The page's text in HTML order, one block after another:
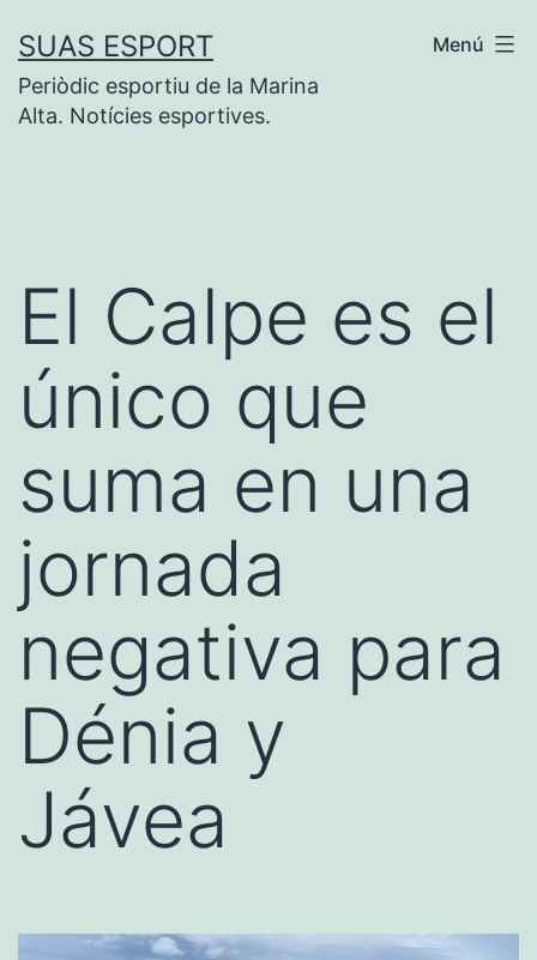
contenido
SUAS ESPORT
Periòdic esportiu de la Marina
Alta. Notícies esportives.
Menú
El Calpe es el
único que
suma en una
jornada
negativa para
Dénia y
Jávea